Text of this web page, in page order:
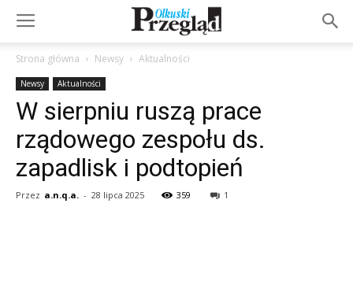
Strona główna Newsy Aktualności
Newsy Aktualności
W sierpniu ruszą prace
rządowego zespołu ds.
zapadlisk i podtopień
Przez a.n.q.a. - 28 lipca 2025 359 1